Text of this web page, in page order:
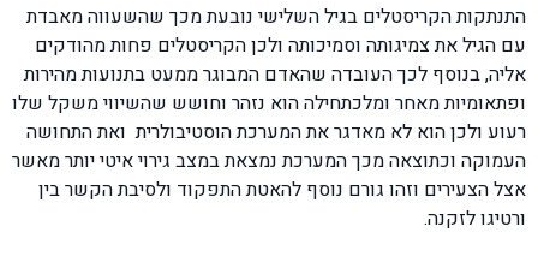
התנתקות הקריסטלים בגיל השלישי נובעת מכך שהשעווה מאבדת
עם הגיל את צמיגותה וסמיכותה ולכן הקריסטלים פחות מהודקים
אליה, בנוסף לכך העובדה שהאדם המבוגר ממעט בתנועות מהירות
ופתאומיות מאחר ומלכתחילה הוא נזהר וחושש שהשיווי משקל שלו
רעוע ולכן הוא לא מאדגר את המערכת הוסטיבולרית ואת התחושה
העמוקה וכתוצאה מכך המערכת נמצאת במצב גירוי איטי יותר מאשר
אצל הצעירים וזהו גורם נוסף להאטת התפקוד ולסיבת הקשר בין
ורטיגו לזקנה.